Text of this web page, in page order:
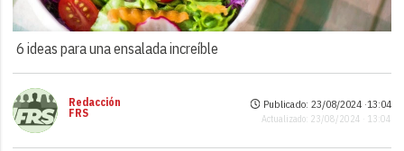
6 ideas para una ensalada increíble
Redacción
FRS
Publicado: 23/08/2024 ·13:04
Actualizado: 23/08/2024 · 13:04